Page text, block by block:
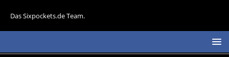
Das Sixpockets.de Team.